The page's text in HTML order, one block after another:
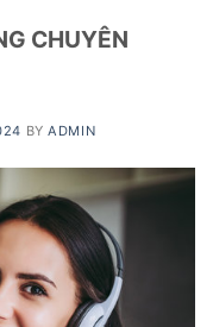
CHUYÊN
BYADMIN